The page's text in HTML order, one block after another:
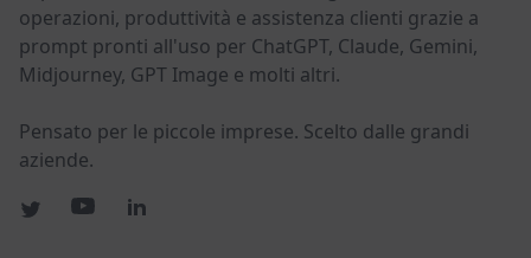
operazioni, produttività e assistenza clienti grazie a
prompt pronti all'uso per ChatGPT, Claude, Gemini,
Midjourney, GPT Image e molti altri.
Pensato per le piccole imprese. Scelto dalle grandi
aziende.